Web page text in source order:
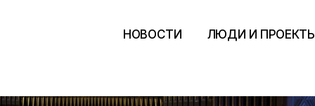
НОВОСТИ ЛЮДИ И